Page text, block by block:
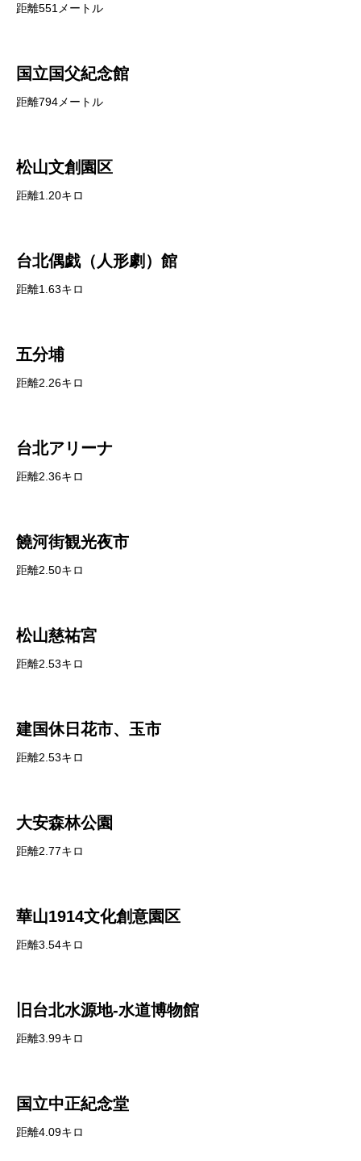
距離551メートル
国立国父紀念館
距離794メートル
松山文創園区
距離1.20キロ
台北偶戯（人形劇）館
距離1.63キロ
五分埔
距離2.26キロ
台北アリーナ
距離2.36キロ
饒河街観光夜市
距離2.50キロ
松山慈祐宮
距離2.53キロ
建国休日花市、玉市
距離2.53キロ
大安森林公園
距離2.77キロ
華山1914文化創意園区
距離3.54キロ
旧台北水源地-水道博物館
距離3.99キロ
国立中正紀念堂
距離4.09キロ